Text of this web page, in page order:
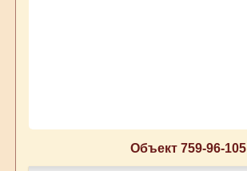
Объект 759-96-105